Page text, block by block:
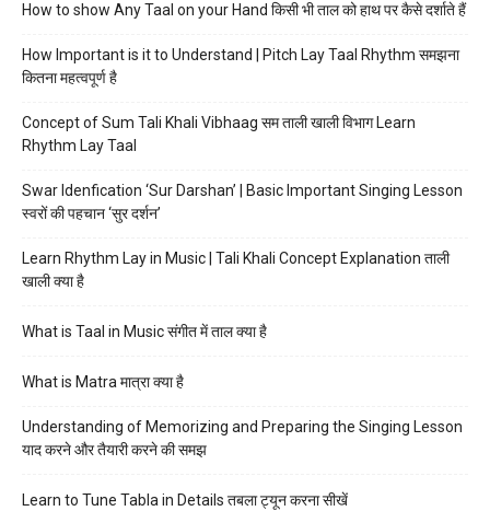
How to show Any Taal on your Hand किसी भी ताल को हाथ पर कैसे दर्शाते हैं
How Important is it to Understand | Pitch Lay Taal Rhythm समझना
कितना महत्वपूर्ण है
Concept of Sum Tali Khali Vibhaag सम ताली खाली विभाग Learn
Rhythm Lay Taal
Swar Idenfication ‘Sur Darshan’ | Basic Important Singing Lesson
स्वरों की पहचान ‘सुर दर्शन’
Learn Rhythm Lay in Music | Tali Khali Concept Explanation ताली
खाली क्या है
What is Taal in Music संगीत में ताल क्या है
What is Matra मात्रा क्या है
Understanding of Memorizing and Preparing the Singing Lesson
याद करने और तैयारी करने की समझ
Learn to Tune Tabla in Details तबला ट्यून करना सीखें